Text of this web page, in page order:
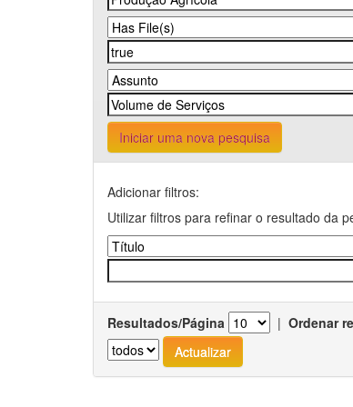
Iniciar uma nova pesquisa
Adicionar filtros:
Utilizar filtros para refinar o resultado da
Resultados/Página | Ordenar